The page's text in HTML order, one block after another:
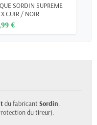
SORDIN SUPREME
X CUIR / NOIR
€
du fabricant Sordin,
du tireur).